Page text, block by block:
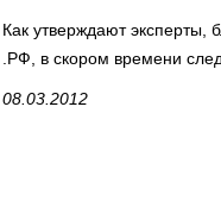
Как утверждают эксперты,
.РФ, в скором времени
08.03.2012